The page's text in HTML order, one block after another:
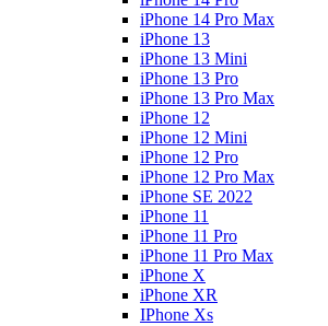
iPhone 14 Pro Max
iPhone 13
iPhone 13 Mini
iPhone 13 Pro
iPhone 13 Pro Max
iPhone 12
iPhone 12 Mini
iPhone 12 Pro
iPhone 12 Pro Max
iPhone SE 2022
iPhone 11
iPhone 11 Pro
iPhone 11 Pro Max
iPhone X
iPhone XR
IPhone Xs